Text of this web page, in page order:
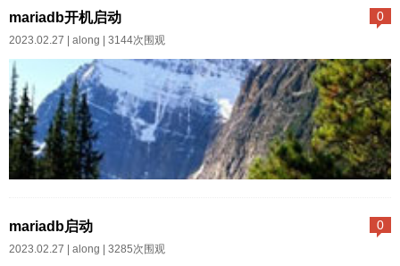
o apt updatesudo apt install mak
e build-essential libssl-dev zlib1g
-dev liblzma-devsudo apt install l
ibbz2-dev libreadline-dev libsqlit
e3-dev llvm...
0
mariadb开机启动
2023.02.27 | along | 3144次围观
0
mariadb启动
2023.02.27 | along | 3285次围观